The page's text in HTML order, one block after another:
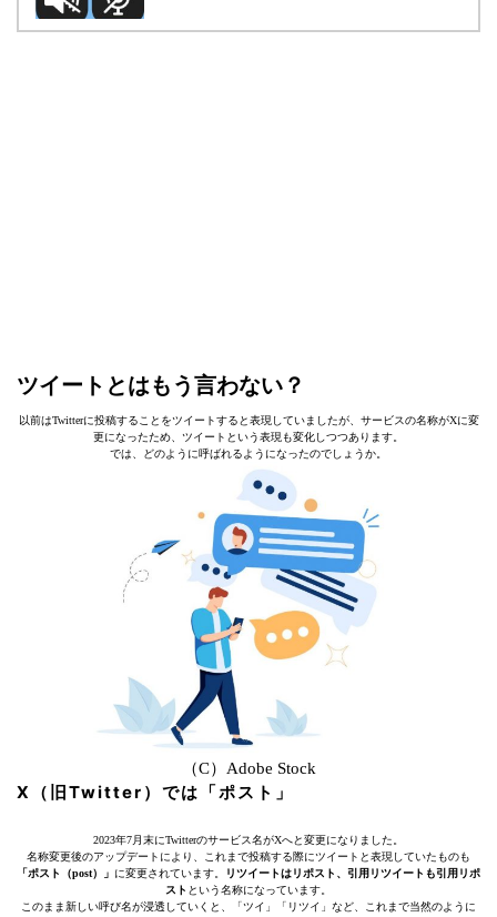
ツイートとはもう言わない？
以前はTwitterに投稿することをツイートすると表現していましたが、サービスの名称がXに変
更になったため、ツイートという表現も変化しつつあります。
では、どのように呼ばれるようになったのでしょうか。
（C）Adobe Stock
X（旧Twitter）では「ポスト」
2023年7月末にTwitterのサービス名がXへと変更になりました。
名称変更後のアップデートにより、これまで投稿する際にツイートと表現していたものも
「ポスト（post）」 に変更されています。
リツイートはリポスト、引用リツイートも引用リポ
スト という名称になっています。
このまま新しい呼び名が浸透していくと、「ツイ」「リツイ」など、これまで当然のように